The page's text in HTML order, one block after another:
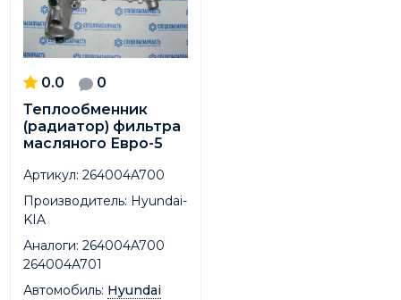
0.0
0
Теплообменник
(радиатор) фильтра
масляного Евро-5
Артикул: 264004A700
Производитель: Hyundai-
KIA
Аналоги: 264004A700
264004A701
Автомобиль: Hyundai